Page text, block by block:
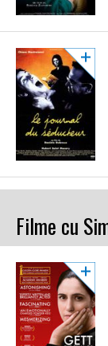
Filme cu